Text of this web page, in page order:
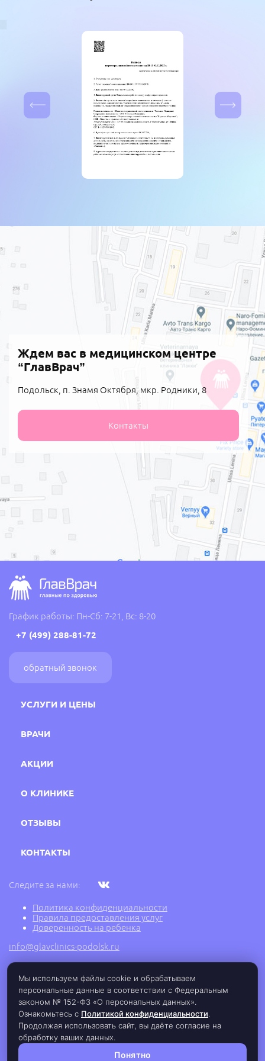
Ждем вас в медицинском центре
“ГлавВрач”
Подольск, п. Знамя Октября, мкр. Родники, 8
Контакты
График работы: Пн-Сб: 7-21, Вс: 8-20
+7 (499) 288-81-72
обратный звонок
УСЛУГИ И ЦЕНЫ
ВРАЧИ
АКЦИИ
О КЛИНИКЕ
ОТЗЫВЫ
КОНТАКТЫ
Следите за нами:
Политика конфиденциальности
Правила предоставления услуг
Доверенность на ребенка
info@glavclinics-podolsk.ru
2005 - 2026 г. © Медицинский центр ГлавВрач,
ООО "Подольск Медицина", ИНН: 5030077289,
ОГРН: 1125030001942, Лицензия ЛО-77-01-
017145 от 07.12.2018 г.
обработки персональных данных».
Записаться на прием
Мы используем файлы cookie и обрабатываем
персональные данные в соответствии с Федеральным
законом № 152-ФЗ «О персональных данных».
Ознакомьтесь с Политикой конфиденциальности.
Продолжая использовать сайт, вы даёте согласие на
обработку ваших данных.
Понятно